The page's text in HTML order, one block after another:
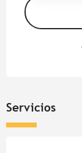
Servicios